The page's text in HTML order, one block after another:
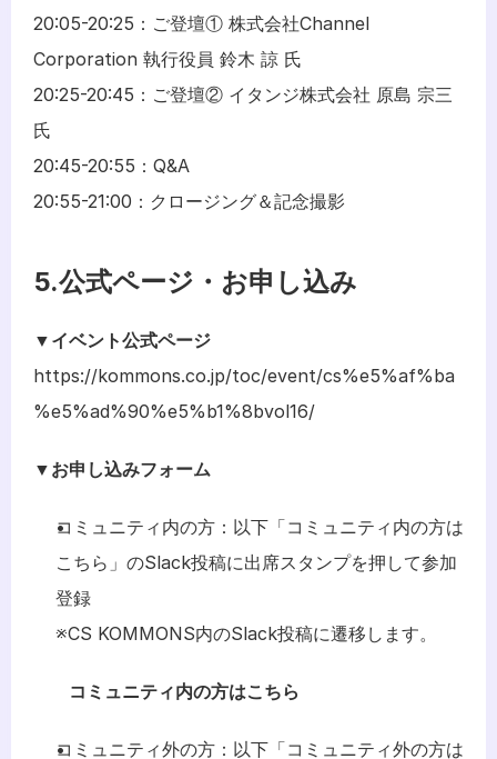
20:05-20:25：ご登壇① 株式会社Channel
Corporation 執行役員 鈴木 諒 氏
20:25-20:45：ご登壇② イタンジ株式会社 原島 宗三
氏
20:45-20:55：Q&A
20:55-21:00：クロージング＆記念撮影
5.公式ページ・お申し込み
▼イベント公式ページ
https://kommons.co.jp/toc/event/cs%e5%af%ba
%e5%ad%90%e5%b1%8bvol16/
▼お申し込みフォーム
コミュニティ内の方：以下「コミュニティ内の方は
こちら」のSlack投稿に出席スタンプを押して参加
登録
※CS KOMMONS内のSlack投稿に遷移します。
コミュニティ内の方はこちら
コミュニティ外の方：以下「コミュニティ外の方は